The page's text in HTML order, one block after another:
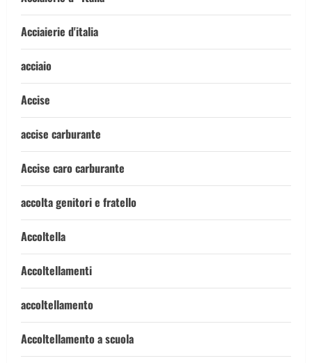
Acciaierie d'italia
acciaio
Accise
accise carburante
Accise caro carburante
accolta genitori e fratello
Accoltella
Accoltellamenti
accoltellamento
Accoltellamento a scuola